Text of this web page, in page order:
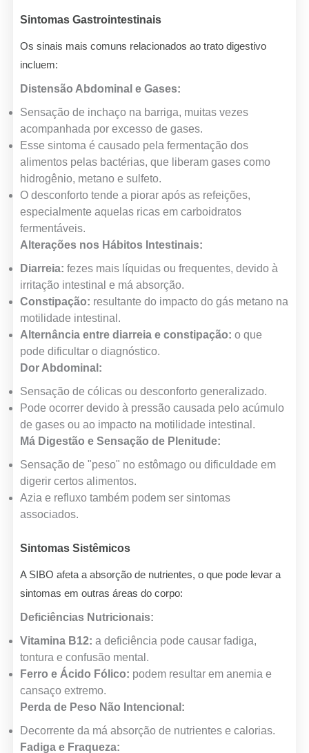
Sintomas Gastrointestinais
Os sinais mais comuns relacionados ao trato digestivo
incluem:
Distensão Abdominal e Gases:
Sensação de inchaço na barriga, muitas vezes
acompanhada por excesso de gases.
Esse sintoma é causado pela fermentação dos
alimentos pelas bactérias, que liberam gases como
hidrogênio, metano e sulfeto.
O desconforto tende a piorar após as refeições,
especialmente aquelas ricas em carboidratos
fermentáveis.
Alterações nos Hábitos Intestinais:
Diarreia: fezes mais líquidas ou frequentes, devido à
irritação intestinal e má absorção.
Constipação: resultante do impacto do gás metano na
motilidade intestinal.
Alternância entre diarreia e constipação: o que
pode dificultar o diagnóstico.
Dor Abdominal:
Sensação de cólicas ou desconforto generalizado.
Pode ocorrer devido à pressão causada pelo acúmulo
de gases ou ao impacto na motilidade intestinal.
Má Digestão e Sensação de Plenitude:
Sensação de "peso" no estômago ou dificuldade em
digerir certos alimentos.
Azia e refluxo também podem ser sintomas
associados.
Sintomas Sistêmicos
A SIBO afeta a absorção de nutrientes, o que pode levar a
sintomas em outras áreas do corpo:
Deficiências Nutricionais:
Vitamina B12: a deficiência pode causar fadiga,
tontura e confusão mental.
Ferro e Ácido Fólico: podem resultar em anemia e
cansaço extremo.
Perda de Peso Não Intencional:
Decorrente da má absorção de nutrientes e calorias.
Fadiga e Fraqueza: